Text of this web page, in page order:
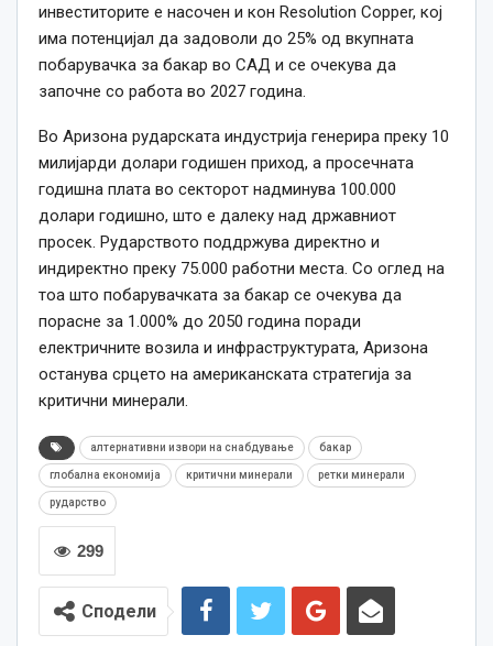
инвеститорите е насочен и кон Resolution Copper, кој
има потенцијал да задоволи до 25% од вкупната
побарувачка за бакар во САД и се очекува да
започне со работа во 2027 година.
Во Аризона рударската индустрија генерира преку 10
милијарди долари годишен приход, а просечната
годишна плата во секторот надминува 100.000
долари годишно, што е далеку над државниот
просек. Рударството поддржува директно и
индиректно преку 75.000 работни места. Со оглед на
тоа што побарувачката за бакар се очекува да
порасне за 1.000% до 2050 година поради
електричните возила и инфраструктурата, Аризона
останува срцето на американската стратегија за
критични минерали.
алтернативни извори на снабдување бакар
глобална економија критични минерали ретки минерали
рударство
299
Сподели